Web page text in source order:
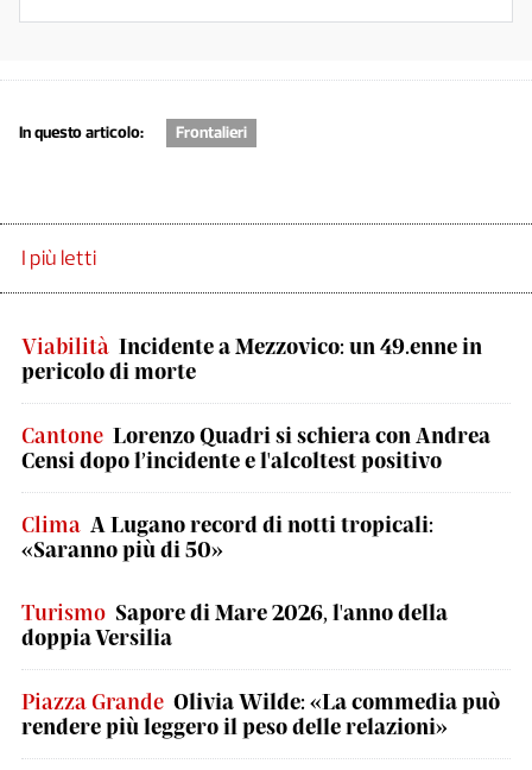
In questo articolo: Frontalieri
I più letti
Viabilità Incidente a Mezzovico: un 49.enne in
pericolo di morte
Cantone Lorenzo Quadri si schiera con Andrea
Censi dopo l’incidente e l'alcoltest positivo
Clima A Lugano record di notti tropicali:
«Saranno più di 50»
Turismo Sapore di Mare 2026, l'anno della
doppia Versilia
Piazza Grande Olivia Wilde: «La commedia può
rendere più leggero il peso delle relazioni»